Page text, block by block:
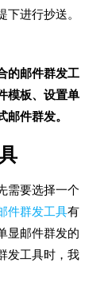
进行抄送。
的邮件群发工
模板、设置单
件群发。
需要选择一个
件群发工具有
显邮件群发的
发工具时，我